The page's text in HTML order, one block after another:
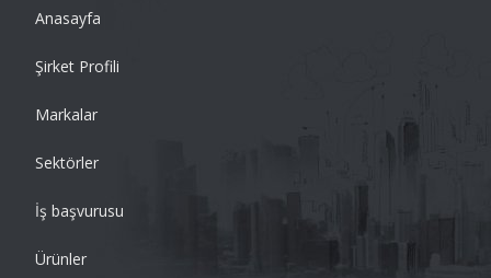
Anasayfa
Şirket Profili
Markalar
Sektörler
İş başvurusu
Ürünler